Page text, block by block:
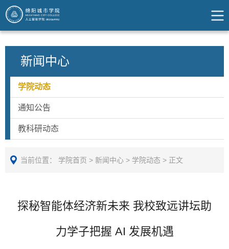
新闻中心
学院动态
通知公告
教科研动态
当前位置： 学院首页 > 新闻中心 > 学院动态 > 正文
探秘智能体经济新未来 我校致远讲坛助
力学子把握 AI 发展机遇